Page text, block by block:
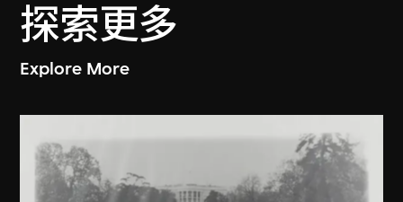
探索更多
Explore More